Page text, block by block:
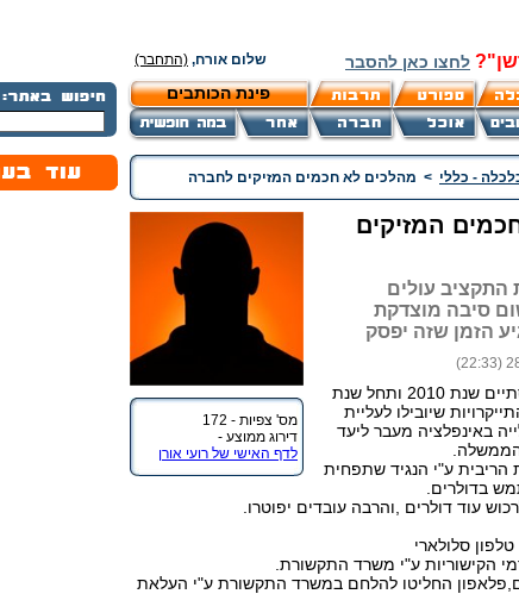
לחצו כאן להסבר שלום אורח, (התחבר)
פינת הכותבים
- כללי > מהלכים לא חכמים המזיקים לחברה
מס' צפיות - 172
דירוג ממוצע -
לדף האישי של רועי אורן
המזיקים
עולים
סיבה מוצדקת
הזמן שזה יפסק
בעוד כמה ימים תסתיים שנת 2010 ותחל שנת
שיובילו לעליית
באינפלציה מעבר ליעד
הממשלה.
הריבית ע"י הנגיד שתפחית
בדולרים.
עוד דולרים ,והרבה עובדים יפוטרו.
החליטו להלחם במשרד התקשורת ע"י העלאת